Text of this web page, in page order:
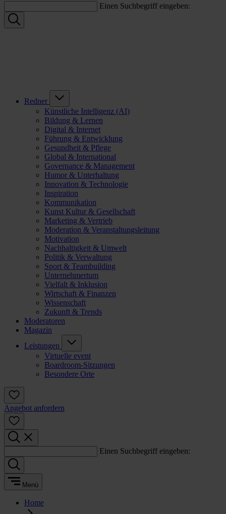
Einen Suchbegriff eingeben:
Redner
Künstliche Intelligenz (AI)
Bildung & Lernen
Digital & Internet
Führung & Entwicklung
Gesundheit & Pflege
Global & International
Governance & Management
Humor & Unterhaltung
Innovation & Technologie
Inspiration
Kommunikation
Kunst Kultur & Gesellschaft
Marketing & Vertrieb
Moderation & Veranstaltungsleitung
Motivation
Nachhaltigkeit & Umwelt
Politik & Verwaltung
Sport & Teambuilding
Unternehmertum
Vielfalt & Inklusion
Wirtschaft & Finanzen
Wissenschaft
Zukunft & Trends
Moderatoren
Magazin
Leistungen
Virtuelle event
Boardroom-Sitzungen
Besondere Orte
Angebot anfordern
Einen Suchbegriff eingeben:
Menü
Home